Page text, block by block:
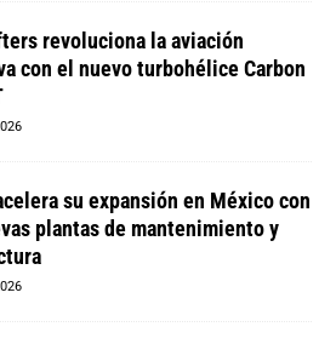
revoluciona la aviación
con el nuevo turbohélice Carbon
su expansión en México con
plantas de mantenimiento y